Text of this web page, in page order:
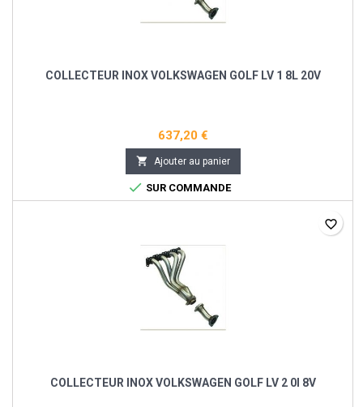
COLLECTEUR INOX VOLKSWAGEN GOLF LV 1 8L 20V
637,20 €
 Ajouter au panier
 SUR COMMANDE
COLLECTEUR INOX VOLKSWAGEN GOLF LV 2 0I 8V
favorite_border